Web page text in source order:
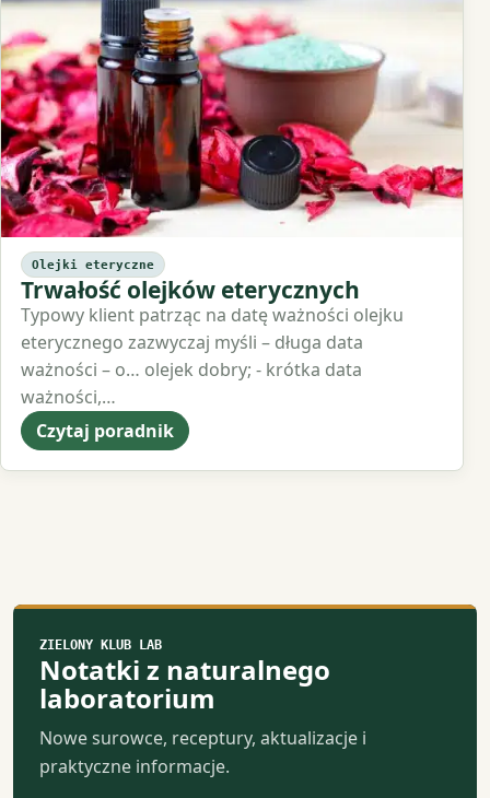
Olejki eteryczne
Trwałość olejków eterycznych
Typowy klient patrząc na datę ważności olejku
eterycznego zazwyczaj myśli – długa data
ważności – o… olejek dobry; - krótka data
ważności,…
Czytaj poradnik
ZIELONY KLUB LAB
Notatki z naturalnego
laboratorium
Nowe surowce, receptury, aktualizacje i
praktyczne informacje.